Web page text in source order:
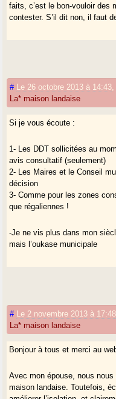
faits, c’est le bon-vouloir des
contester. S’il dit non, il faut
# Le 26 octobre 2013 à 14:43
La* maison landaise
Si je vous écoute :
1- Les DDT sollicitées au
avis consultatif (seulement)
2- Les Maires et le Conseil
décision
3- Comme pour les zones
que régaliennes !
-Je ne vis plus dans mon
mais l’oukase municipale
# Le 2 novembre 2013 à 17:48
La* maison landaise
Bonjour à tous et merci au
Avec mon épouse, nous nous
maison landaise. Toutefois,